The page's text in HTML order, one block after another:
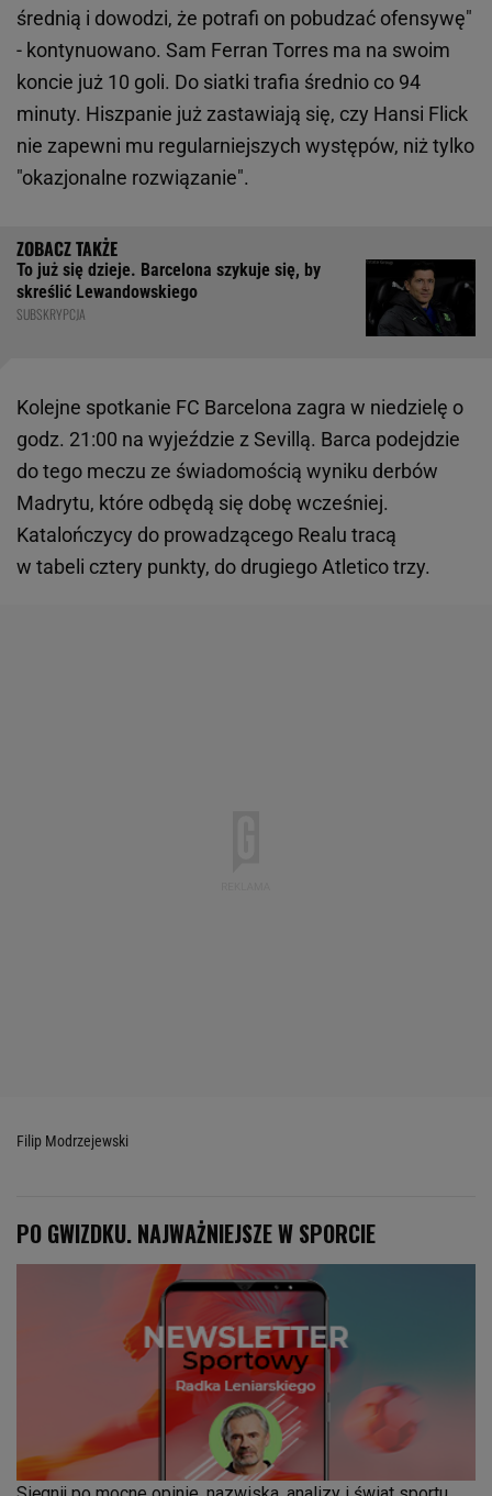
średnią i dowodzi, że potrafi on pobudzać ofensywę"
- kontynuowano. Sam Ferran Torres ma na swoim
koncie już 10 goli. Do siatki trafia średnio co 94
minuty. Hiszpanie już zastawiają się, czy Hansi Flick
nie zapewni mu regularniejszych występów, niż tylko
"okazjonalne rozwiązanie".
To już się dzieje. Barcelona szykuje się, by
skreślić Lewandowskiego
SUBSKRYPCJA
Kolejne spotkanie FC Barcelona zagra w niedzielę o
godz. 21:00 na wyjeździe z Sevillą. Barca podejdzie
do tego meczu ze świadomością wyniku derbów
Madrytu, które odbędą się dobę wcześniej.
Katalończycy do prowadzącego Realu tracą
w tabeli cztery punkty, do drugiego Atletico trzy.
Filip Modrzejewski